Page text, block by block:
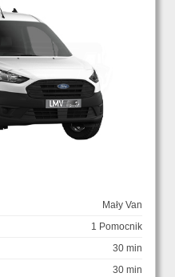
Mały Van
1 Pomocnik
30 min
30 min